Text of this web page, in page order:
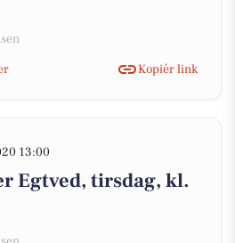
Kopiér link
13:00
Egtved, tirsdag, kl.